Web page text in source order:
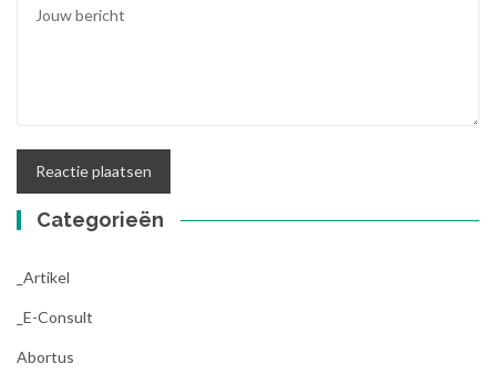
Categorieën
_Artikel
_E-Consult
Abortus